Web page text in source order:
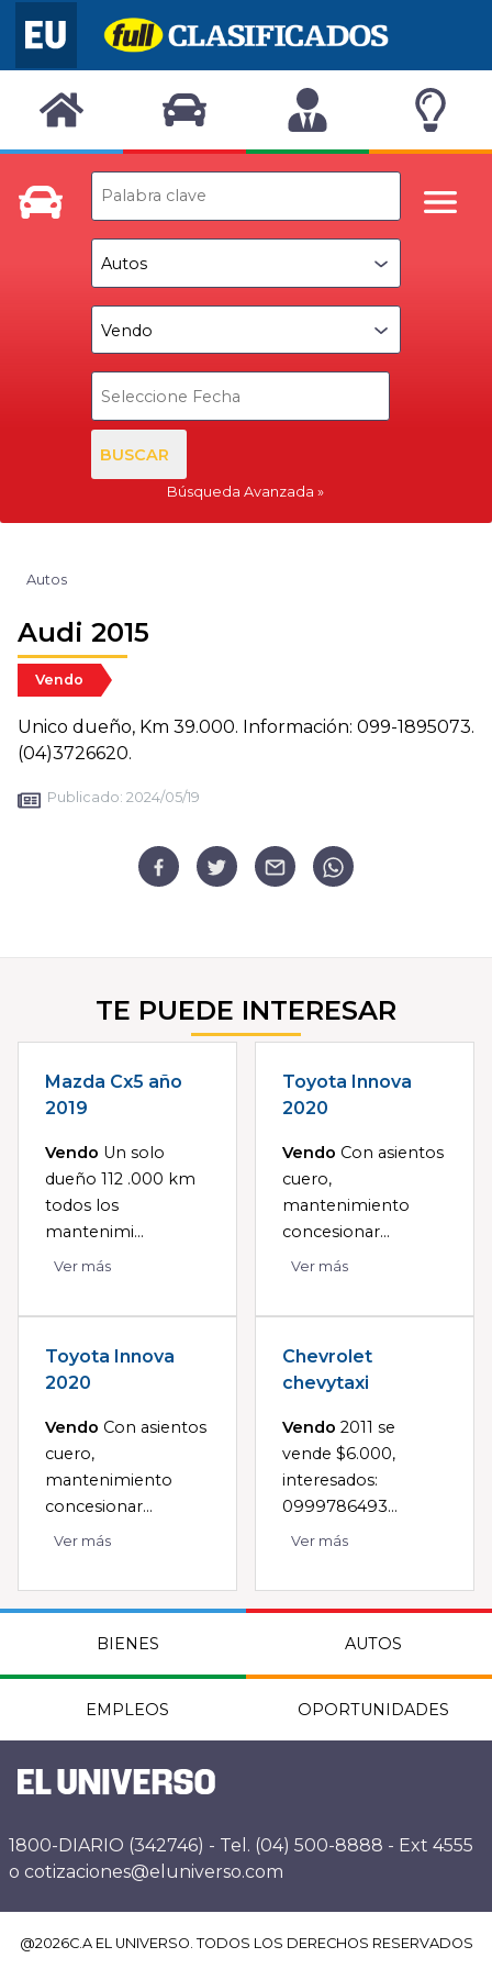
BUSCAR
Búsqueda Avanzada
Autos
Audi 2015
Vendo
Unico dueño, Km 39.000. Información: 099-1895073.
(04)3726620.
Publicado: 2024/05/19
TE PUEDE INTERESAR
Mazda Cx5 año
2019
Vendo Un solo
dueño 112 .000 km
todos los
mantenimi...
Ver más
Toyota Innova
2020
Vendo Con asientos
cuero,
mantenimiento
concesionar...
Ver más
Toyota Innova
2020
Vendo Con asientos
cuero,
mantenimiento
concesionar...
Ver más
Chevrolet
chevytaxi
Vendo 2011 se
vende $6.000,
interesados:
0999786493...
Ver más
BIENES AUTOS
EMPLEOS OPORTUNIDADES
1800-DIARIO (342746) - Tel. (04) 500-8888 - Ext 4555
o cotizaciones@eluniverso.com
@2026C.A EL UNIVERSO. TODOS LOS DERECHOS RESERVADOS